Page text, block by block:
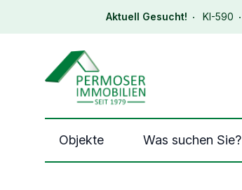
Aktuell Gesucht! KI-590
Immobilien Permoser Logo
Objekte Was suchen Sie?